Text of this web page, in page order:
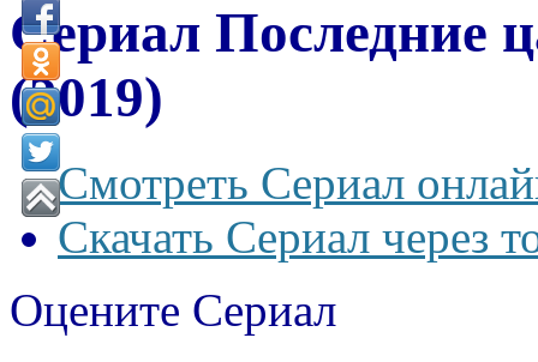
Сериал Последние
(2019)
Смотреть Сериал
Скачать Сериал через
Оцените Сериал